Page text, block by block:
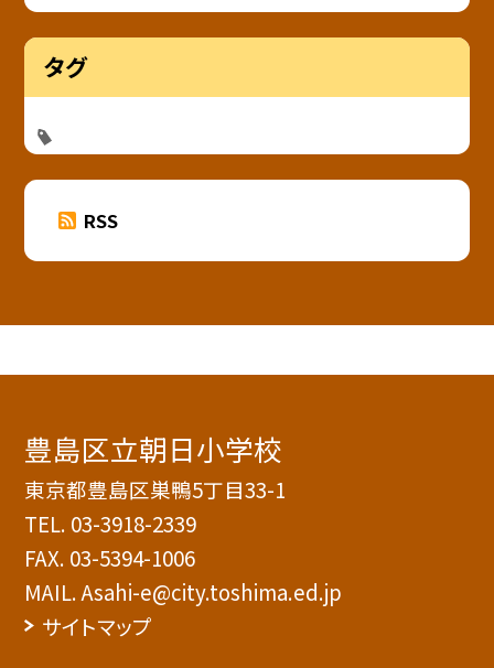
タグ
RSS
豊島区立朝日小学校
東京都豊島区巣鴨5丁目33-1
TEL. 03-3918-2339
FAX. 03-5394-1006
MAIL. Asahi-e@city.toshima.ed.jp
サイトマップ